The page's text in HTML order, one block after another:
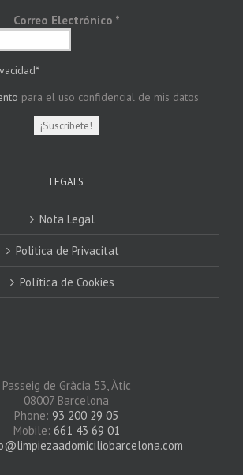
Correo Electrónico *
para el uso confidencial de mis datos
LEGALS
Nota Legal
Politica de Privacitat
Política de Cookies
Passeig de Gràcia 53, Àtic
08007 Barcelona
Phone: 93 200 29 05
Mobile: 661 43 69 01